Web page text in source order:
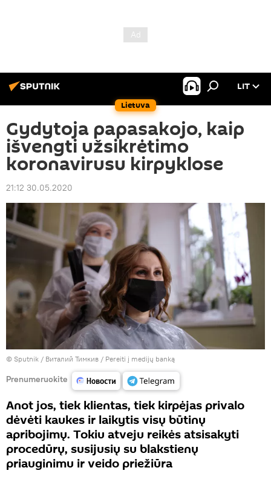
Lietuva
LIT
Gydytoja papasakojo, kaip
išvengti užsikrėtimo
koronavirusu kirpyklose
21:12 30.05.2020
© Sputnik / Виталий Тимкив / Pereiti į medijų banką
Prenumeruokite
Anot jos, tiek klientas, tiek kirpėjas privalo
dėvėti kaukes ir laikytis visų būtinų
apribojimų. Tokiu atveju reikės atsisakyti
procedūrų, susijusių su blakstienų
priauginimu ir veido priežiūra